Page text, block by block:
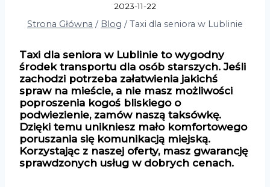
2023-11-22
Strona Główna / Blog / Taxi dla seniora w Lublinie
Taxi dla seniora w Lublinie to wygodny
środek transportu dla osób starszych. Jeśli
zachodzi potrzeba załatwienia jakichś
spraw na mieście, a nie masz możliwości
poproszenia kogoś bliskiego o
podwiezienie, zamów naszą taksówkę.
Dzięki temu unikniesz mało komfortowego
poruszania się komunikacją miejską.
Korzystając z naszej oferty, masz gwarancję
sprawdzonych usług w dobrych cenach.